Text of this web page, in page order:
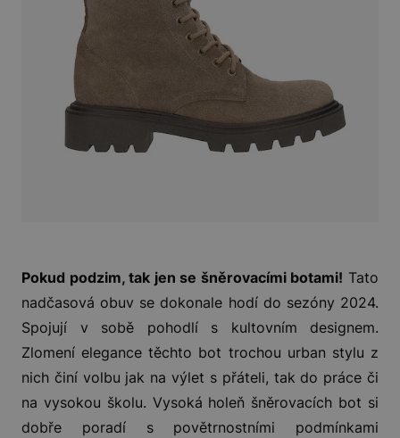
Pokud podzim, tak jen se šněrovacími botami! Tato
nadčasová obuv se dokonale hodí do sezóny 2024.
Spojují v sobě pohodlí s kultovním designem.
Zlomení elegance těchto bot trochou urban stylu z
nich činí volbu jak na výlet s přáteli, tak do práce či
na vysokou školu. Vysoká holeň šněrovacích bot si
dobře poradí s povětrnostními podmínkami